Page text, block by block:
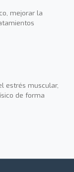
mejorar la
estrés muscular,
de forma